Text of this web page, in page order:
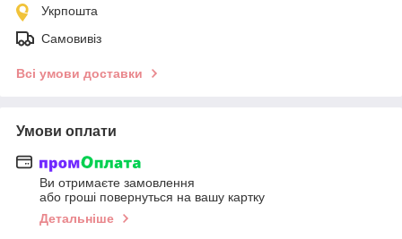
Укрпошта
Самовивіз
Всі умови доставки
Умови оплати
Ви отримаєте замовлення
або гроші повернуться на вашу картку
Детальніше